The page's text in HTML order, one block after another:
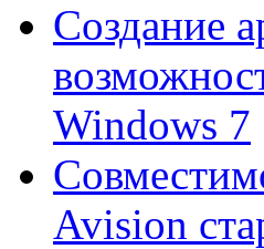
Создание
Windows 7
Avision